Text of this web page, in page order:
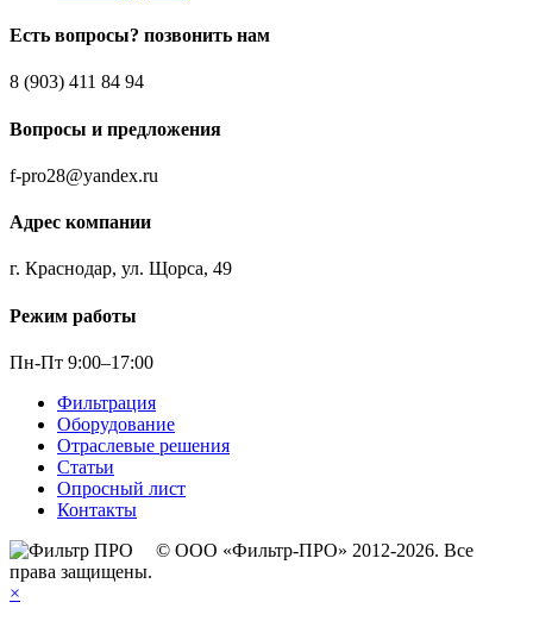
Есть вопросы? позвонить нам
8 (903) 411 84 94
Вопросы и предложения
f-pro28@yandex.ru
Адрес компании
г. Краснодар, ул. Щорса, 49
Режим работы
Пн-Пт 9:00–17:00
Фильтрация
Оборудование
Отраслевые решения
Статьи
Опросный лист
Контакты
© ООО «Фильтр-ПРО» 2012-2026. Все
права защищены.
×